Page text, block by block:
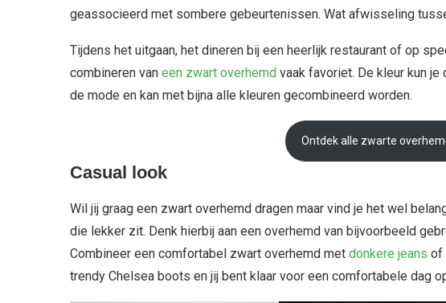
geassocieerd met sombere gebeurtenissen. Wat afwisseling
Tijdens het uitgaan, het dineren bij een heerlijk restaurant of op
combineren van een zwart overhemd vaak favoriet. De kleur kun
de mode en kan met bijna alle kleuren gecombineerd worden.
Ontdek alle zwarte
Casual look
Wil jij graag een zwart overhemd dragen maar vind je het wel
die lekker zit. Denk hierbij aan een overhemd van bijvoorbeeld
Combineer een comfortabel zwart overhemd met donkere jeans of
trendy Chelsea boots en jij bent klaar voor een comfortabele dag